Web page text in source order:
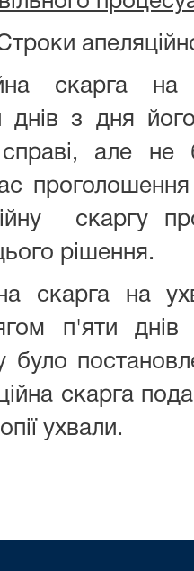
скарга на
днів з дня
але не
скаргу
рішення.
скарга на
п'яти
було
скарга
ухвали.